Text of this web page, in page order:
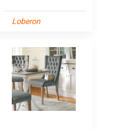
Loberon